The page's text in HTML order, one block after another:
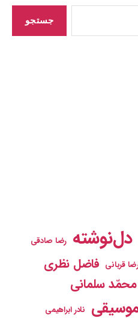
دل‌نوشته رضا صادقی
قربانی فاضل نظری
محمّد سلمانی
نادر ابراهیمی